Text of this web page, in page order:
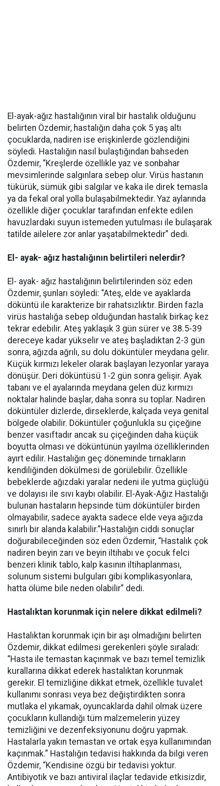
El-ayak-ağız hastalığının viral bir hastalık olduğunu
belirten Özdemir, hastalığın daha çok 5 yaş altı
çocuklarda, nadiren ise erişkinlerde gözlendiğini
söyledi. Hastalığın nasıl bulaştığından bahseden
Özdemir, “Kreşlerde özellikle yaz ve sonbahar
mevsimlerinde salgınlara sebep olur. Virüs hastanın
tükürük, sümük gibi salgılar ve kaka ile direk temasla
ya da fekal oral yolla bulaşabilmektedir. Yaz aylarında
özellikle diğer çocuklar tarafından enfekte edilen
havuzlardaki suyun istemeden yutulması ile bulaşarak
tatilde ailelere zor anlar yaşatabilmektedir” dedi.
El- ayak- ağız hastalığının belirtileri nelerdir?
El- ayak- ağız hastalığının belirtilerinden söz eden
Özdemir, şunları söyledi: “Ateş, elde ve ayaklarda
döküntü ile karakterize bir rahatsızlıktır. Birden fazla
virüs hastalığa sebep olduğundan hastalık birkaç kez
tekrar edebilir. Ateş yaklaşık 3 gün sürer ve 38.5-39
dereceye kadar yükselir ve ateş başladıktan 2-3 gün
sonra, ağızda ağrılı, su dolu döküntüler meydana gelir.
Küçük kırmızı lekeler olarak başlayan lezyonlar yaraya
dönüşür. Deri döküntüsü 1-2 gün sonra gelişir. Ayak
tabanı ve el ayalarında meydana gelen düz kırmızı
noktalar halinde başlar, daha sonra su toplar. Nadiren
döküntüler dizlerde, dirseklerde, kalçada veya genital
bölgede olabilir. Döküntüler çoğunlukla su çiçeğine
benzer vasıftadır ancak su çiçeğinden daha küçük
boyutta olması ve döküntünün yayılma özelliklerinden
ayırt edilir. Hastalığın geç döneminde tırnakların
kendiliğinden dökülmesi de görülebilir. Özellikle
bebeklerde ağızdaki yaralar nedeni ile yutma güçlüğü
ve dolayısı ile sıvı kaybı olabilir. El-Ayak-Ağız Hastalığı
bulunan hastaların hepsinde tüm döküntüler birden
olmayabilir, sadece ayakta sadece elde veya ağızda
sınırlı bir alanda kalabilir.”Hastalığın ciddi sonuçlar
doğurabileceğinden söz eden Özdemir, “Hastalık çok
nadiren beyin zarı ve beyin iltihabı ve çocuk felci
benzeri klinik tablo, kalp kasının iltihaplanması,
solunum sistemi bulguları gibi komplikasyonlara,
hatta ölüme bile neden olabilir” dedi.
Hastalıktan korunmak için nelere dikkat edilmeli?
Hastalıktan korunmak için bir aşı olmadığını belirten
Özdemir, dikkat edilmesi gerekenleri şöyle sıraladı:
“Hasta ile temastan kaçınmak ve bazı temel temizlik
kurallarına dikkat ederek hastalıktan korunmak
gerekir. El temizliğine dikkat etmek, özellikle tuvalet
kullanımı sonrası veya bez değiştirdikten sonra
mutlaka el yıkamak, oyuncaklarda dahil olmak üzere
çocukların kullandığı tüm malzemelerin yüzey
temizliğini ve dezenfeksiyonunu doğru yapmak.
Hastalarla yakın temastan ve ortak eşya kullanımından
kaçınmak.” Hastalığın tedavisi hakkında da bilgi veren
Özdemir, “Kendisine özgü bir tedavisi yoktur.
Antibiyotik ve bazı antiviral ilaçlar tedavide etkisizdir,